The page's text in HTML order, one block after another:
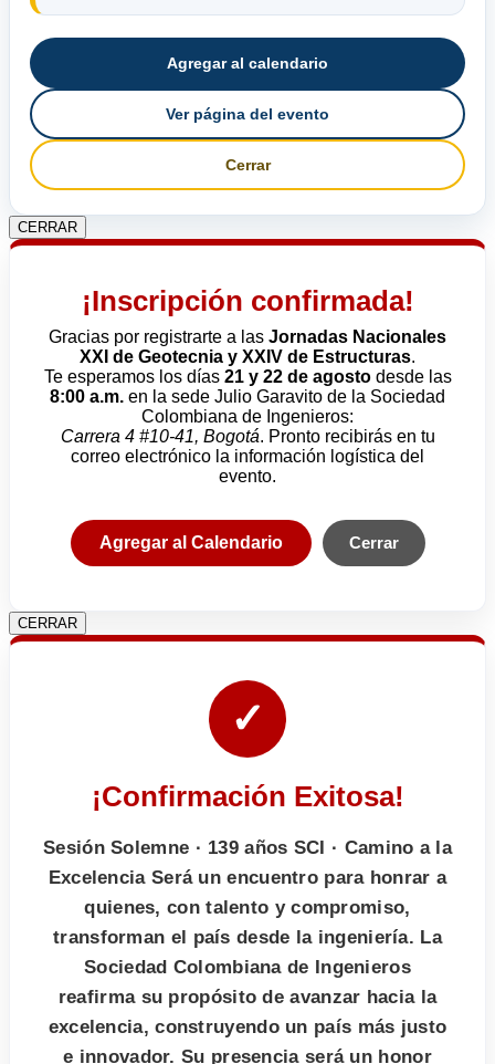
Agregar al calendario
Ver página del evento
Cerrar
CERRAR
¡Inscripción confirmada!
Gracias por registrarte a las Jornadas Nacionales
XXI de Geotecnia y XXIV de Estructuras.
Te esperamos los días 21 y 22 de agostodesde las
8:00 a.m. en la sede Julio Garavito de la Sociedad
Colombiana de Ingenieros:
Carrera 4 #10-41, Bogotá. Pronto recibirás en tu
correo electrónico la información logística del
evento.
Agregar al Calendario Cerrar
CERRAR
✓
¡Confirmación Exitosa!
Sesión Solemne · 139 años SCI · Camino a la
Excelencia Será un encuentro para honrar a
quienes, con talento y compromiso,
transforman el país desde la ingeniería. La
Sociedad Colombiana de Ingenieros
reafirma su propósito de avanzar hacia la
excelencia, construyendo un país más justo
e innovador. Su presencia será un honor